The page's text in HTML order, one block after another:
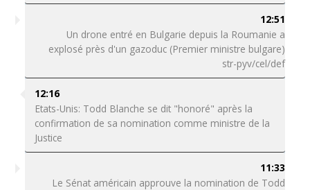
12:51
Un drone entré en Bulgarie depuis la Roumanie a
explosé près d'un gazoduc (Premier ministre bulgare)
str-pyv/cel/def
12:16
Etats-Unis: Todd Blanche se dit "honoré" après la
confirmation de sa nomination comme ministre de la
Justice
11:33
Le Sénat américain approuve la nomination de Todd